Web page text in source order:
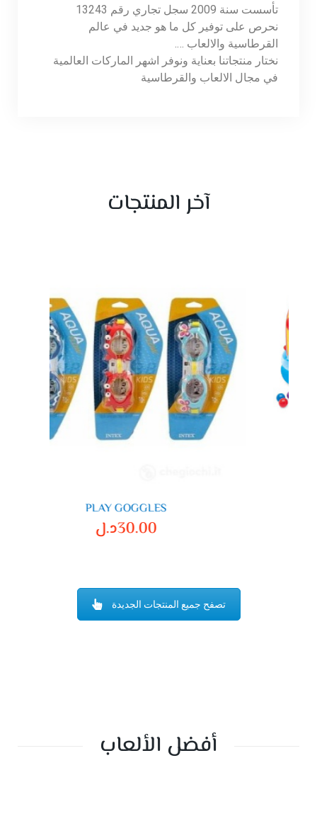
تأسست سنة 2009 سجل تجاري رقم 13243
نحرص على توفير كل ما هو جديد في عالم
القرطاسية والالعاب ….
نختار منتجاتنا بعناية ونوفر اشهر الماركات العالمية
في مجال الالعاب والقرطاسية
آخر المنتجات
PLAY GOGGLES
د.ل
تصفح جميع المنتجات الجديدة
أفضل الألعاب